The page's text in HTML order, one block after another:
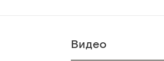
Видео